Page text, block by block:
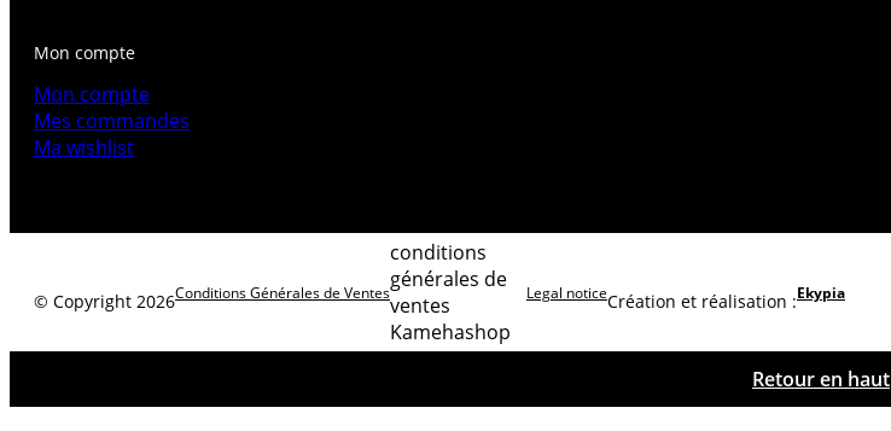
Mon compte
Mon compte
Mes commandes
Ma wishlist
© Copyright 2026Conditions Générales de Ventes
conditions
générales de
ventes
Kamehashop
Legal noticeCréation et réalisation :Ekypia
Retour en haut